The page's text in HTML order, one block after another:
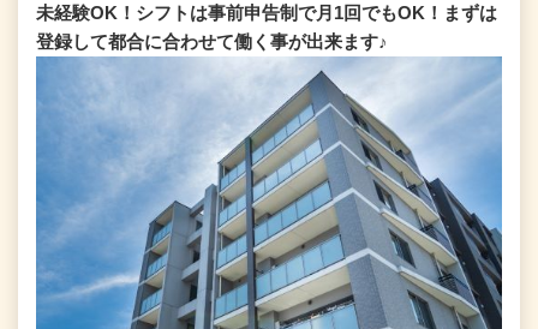
未経験OK！シフトは事前申告制で月1回でもOK！まずは
登録して都合に合わせて働く事が出来ます♪